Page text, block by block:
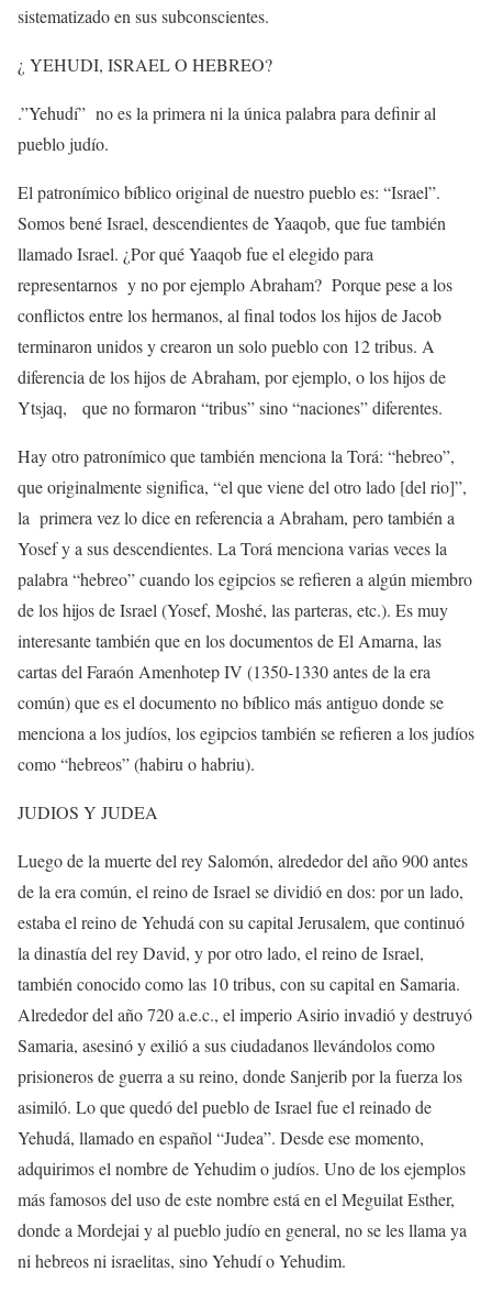
sistematizado en sus subconscientes.
¿ YEHUDI, ISRAEL O HEBREO?
.”Yehudí” no es la primera ni la única palabra para definir al
pueblo judío.
El patronímico bíblico original de nuestro pueblo es: “Israel”.
Somos bené Israel, descendientes de Yaaqob, que fue también
llamado Israel. ¿Por qué Yaaqob fue el elegido para
representarnos y no por ejemplo Abraham? Porque pese a los
conflictos entre los hermanos, al final todos los hijos de Jacob
terminaron unidos y crearon un solo pueblo con 12 tribus. A
diferencia de los hijos de Abraham, por ejemplo, o los hijos de
Ytsjaq, que no formaron “tribus” sino “naciones” diferentes.
Hay otro patronímico que también menciona la Torá: “hebreo”,
que originalmente significa, “el que viene del otro lado [del rio]”,
la primera vez lo dice en referencia a Abraham, pero también a
Yosef y a sus descendientes. La Torá menciona varias veces la
palabra “hebreo” cuando los egipcios se refieren a algún miembro
de los hijos de Israel (Yosef, Moshé, las parteras, etc.). Es muy
interesante también que en los documentos de El Amarna, las
cartas del Faraón Amenhotep IV (1350-1330 antes de la era
común) que es el documento no bíblico más antiguo donde se
menciona a los judíos, los egipcios también se refieren a los judíos
como “hebreos” (habiru o habriu).
JUDIOS Y JUDEA
Luego de la muerte del rey Salomón, alrededor del año 900 antes
de la era común, el reino de Israel se dividió en dos: por un lado,
estaba el reino de Yehudá con su capital Jerusalem, que continuó
la dinastía del rey David, y por otro lado, el reino de Israel,
también conocido como las 10 tribus, con su capital en Samaria.
Alrededor del año 720 a.e.c., el imperio Asirio invadió y destruyó
Samaria, asesinó y exilió a sus ciudadanos llevándolos como
prisioneros de guerra a su reino, donde Sanjerib por la fuerza los
asimiló. Lo que quedó del pueblo de Israel fue el reinado de
Yehudá, llamado en español “Judea”. Desde ese momento,
adquirimos el nombre de Yehudim o judíos. Uno de los ejemplos
más famosos del uso de este nombre está en el Meguilat Esther,
donde a Mordejai y al pueblo judío en general, no se les llama ya
ni hebreos ni israelitas, sino Yehudí o Yehudim.